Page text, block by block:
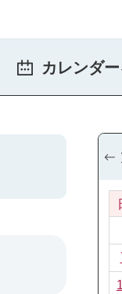
カレンダ